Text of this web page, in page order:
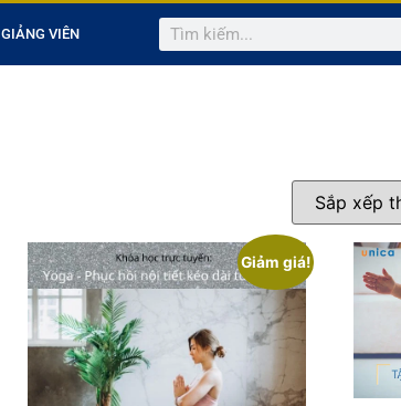
GIẢNG VIÊN
Giảm giá!